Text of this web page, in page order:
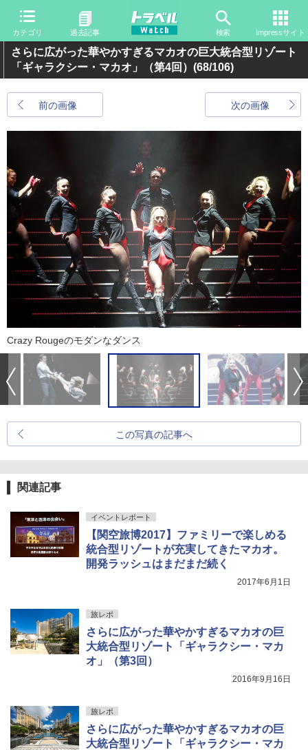
カテゴリ 過去記事 検索 Impressサイト
さらに広がった華やかすぎるマカオの巨大統合型リゾート
「ギャラクシー・マカオ」（第4回） (68/106)
前の画像 次の画像
Crazy Rougeのモダンなダンス
この写真の記事へ
関連記事
イベントレポート
【関空旅博2017】ファミリーで楽しめる
統合型リゾートが充実してきたマカオ。
開発ラッシュはまだまだ続く
2017年6月1日
旅レポ
さらに広がった華やかすぎるマカオの巨
大統合型リゾート「ギャラクシー・マカ
オ」（第3回）
2016年9月16日
旅レポ
さらに広がった華やかすぎるマカオの巨
大統合型リゾート「ギャラクシー・マカ